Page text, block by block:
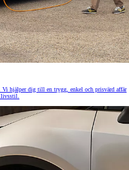
Vi hjälper dig till en trygg, enkel och prisvärd affär